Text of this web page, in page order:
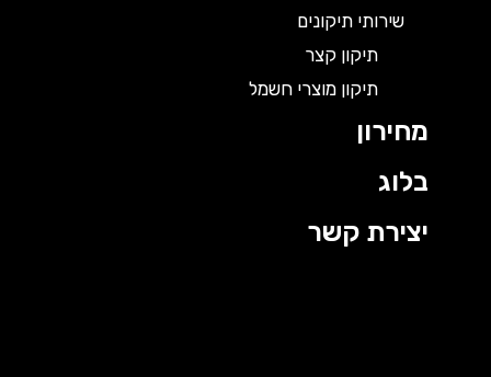
שירותי תיקונים
תיקון קצר
תיקון מוצרי חשמל
מחירון
בלוג
יצירת קשר